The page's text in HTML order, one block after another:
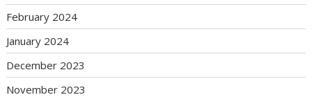
February 2024
January 2024
December 2023
November 2023